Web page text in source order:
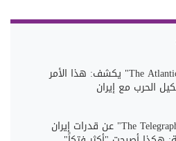
تقرير لـ"The Atlantic" يكشف: هذا الأمر
الحرب مع إيران
تقرير لـ"The Telegraph" عن قدرات إيران